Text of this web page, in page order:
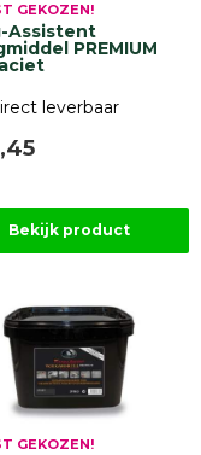
GEKOZEN!
Assistent
PREMIUM
leverbaar
Bekijk product
GEKOZEN!